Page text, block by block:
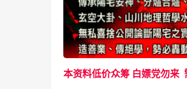
本资料低价众筹 白嫖党勿来